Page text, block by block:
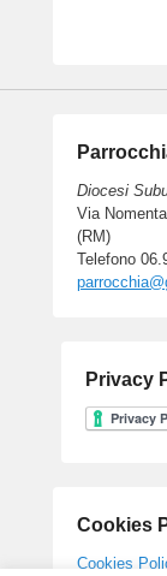
Diocesi
Via
(RM)
Telefono
Privacy
Cookies
Cookies